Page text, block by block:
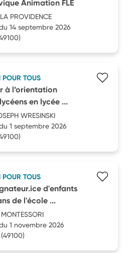
Animation FLE
PROVIDENCE
14 septembre 2026
POUR TOUS
à l’orientation
en lycée ...
WRESINSKI
1 septembre 2026
POUR TOUS
d'enfants
de l'école ...
1 novembre 2026
(49100)